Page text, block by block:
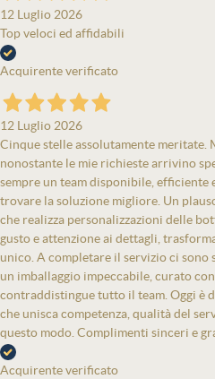
12 Luglio 2026
Top veloci ed affidabili
Acquirente verificato
12 Luglio 2026
Cinque stelle assolutamente meritate.
nonostante le mie richieste arrivino
sempre un team disponibile, efficiente
trovare la soluzione migliore. Un
che realizza personalizzazioni delle
gusto e attenzione ai dettagli,
unico. A completare il servizio ci
un imballaggio impeccabile, curato
contraddistingue tutto il team. Oggi è
che unisca competenza, qualità del
questo modo. Complimenti sinceri e
Acquirente verificato